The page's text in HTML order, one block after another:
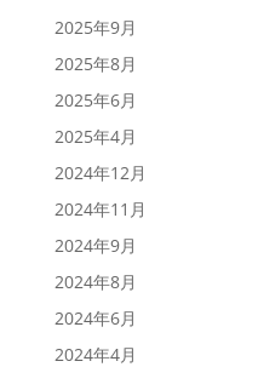
2025年9月
2025年8月
2025年6月
2025年4月
2024年12月
2024年11月
2024年9月
2024年8月
2024年6月
2024年4月